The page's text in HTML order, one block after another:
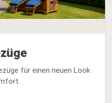
für einen neuen Look